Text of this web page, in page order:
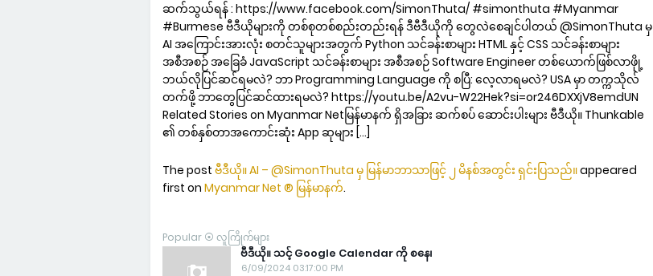
ဆက်သွယ်ရန် : https://www.facebook.com/SimonThuta/ #simonthuta #Myanmar
#Burmese ဗီဒီယိုများကို တစ်စုတစ်စည်းတည်းရန် ဒီဗီဒီယိုကို တွေလဲစေချင်ပါတယ် @SimonThuta မှ
AI အကြောင်းအားလုံး စတင်သူများအတွက် Python သင်ခန်းစာများ HTML နှင့် CSS သင်ခန်းစာများ
အစီအစဉ် အခြေခံ JavaScript သင်ခန်းစာများ အစီအစဉ် Software Engineer တစ်ယောက်ဖြစ်လာဖိုု့
ဘယ်လိုပြင်ဆင်ရမလဲ? ဘာ Programming Language ကို စပြီ: လေ့လာရမလဲ? USA မှာ တက္ကသိုလ်
တက်ဖို့ ဘာတွေပြင်ဆင်ထားရမလဲ? https://youtu.be/A2vu-W22Hek?si=or246DXXjV8emdUN
Related Stories on Myanmar Netမြန်မာနက် ရှိအခြား ဆက်စပ် ဆောင်းပါးများ ဗီဒီယို။ Thunkable
၏ တစ်နှစ်တာအကောင်းဆုံး App ဆုများ […]
The post ဗီဒီယို။ AI – @SimonThuta မှ မြန်မာဘာသာဖြင့် ၂ မိနစ်အတွင်း ရှင်းပြသည်။appeared
first on Myanmar Net ® မြန်မာနက်.
Popular ⦿ လူကြိုက်များ
ဗီဒီယို။ သင့် Google Calendar ကို စနေ၊
6/09/2024 03:17:00 PM